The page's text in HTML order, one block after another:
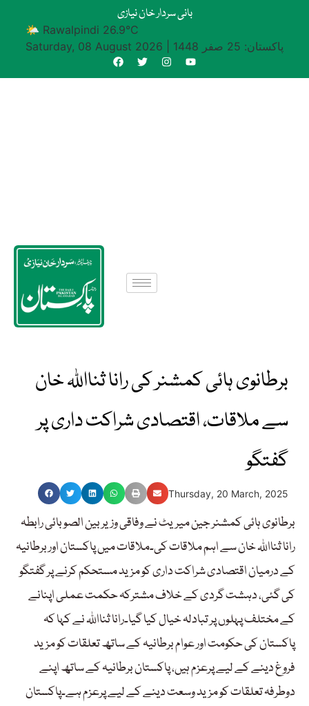
بانی سردار خان نیازی
🌤 Rawalpindi 26.9°C
Saturday, 08 August 2026
پاکستان: 25 صفر 1448
برطانوی ہائی کمشنر کی رانا ثنااللہ خان
سے ملاقات، اقتصادی شراکت داری پر
گفتگو
Thursday, 20 March, 2025
برطانوی ہائی کمشنر جین میریٹ نے وفاقی وزیر بین الصوبائی رابطہ
رانا ثنااللہ خان سے اہم ملاقات کی۔ملاقات میں پاکستان اور برطانیہ
کے درمیان اقتصادی شراکت داری کو مزید مستحکم کرنے پر گفتگو
کی گئی، دہشت گردی کے خلاف مشترکہ حکمت عملی اپنانے
کے مختلف پہلوں پر تبادلہ خیال کیا گیا۔رانا ثنااللہ نے کہا کہ
پاکستان کی حکومت اور عوام برطانیہ کے ساتھ تعلقات کو مزید
فروغ دینے کے لیے پرعزم ہیں، پاکستان برطانیہ کے ساتھ اپنے
دوطرفہ تعلقات کو مزید وسعت دینے کے لیے پرعزم ہے۔پاکستان